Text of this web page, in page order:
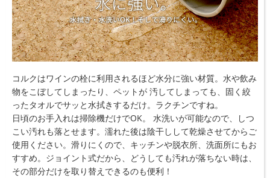
コルクはワインの栓に利用されるほど水分に強い材質。水や飲み
物をこぼしてしまったり、ペットが 汚してしまっても、固く絞
ったタオルでサッと水拭きするだけ。ラクチンですね。
日頃のお手入れは掃除機だけでOK。 水洗いが可能なので、しつ
こい汚れも落とせます。濡れた後は陰干しして乾燥させてからご
使用ください。滑りにくので、キッチンや脱衣所、洗面所にもお
すすめ。ジョイント式だから、どうしても汚れが落ちない時は、
その部分だけを取り替えできるのも便利！